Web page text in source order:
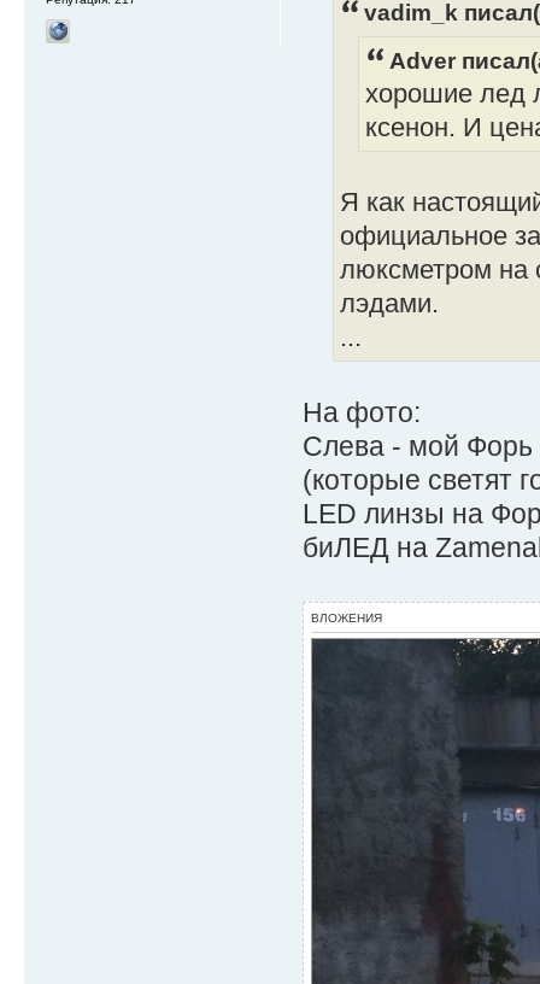
vadim_k
Adver
хорошие лед
ксенон. И
Я как
официальное
люксметром на
лэдами.
...
На фото:
Слева - мой
(которые светят
LED линзы на
биЛЕД на
ВЛОЖЕНИЯ